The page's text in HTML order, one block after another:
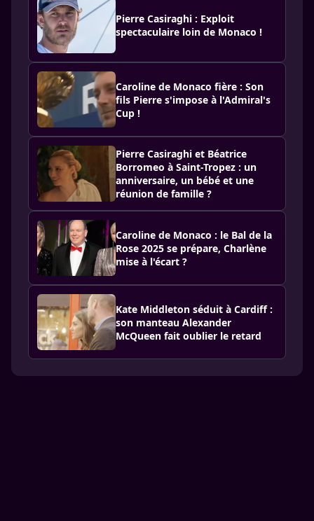
Pierre Casiraghi : Exploit
spectaculaire loin de Monaco !
Caroline de Monaco fière : Son
fils Pierre s'impose à l'Admiral's
Cup !
Pierre Casiraghi et Béatrice
Borromeo à Saint-Tropez : un
anniversaire, un bébé et une
réunion de famille ?
Caroline de Monaco : le Bal de la
Rose 2025 se prépare, Charlène
mise à l'écart ?
Kate Middleton séduit à Cardiff :
son manteau Alexander
McQueen fait oublier le retard